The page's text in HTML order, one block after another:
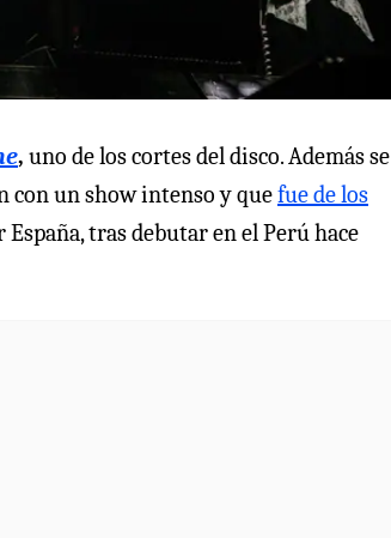
, uno de los cortes del disco. Además se
con un show intenso y quefue de los
tras debutar en el Perú hace